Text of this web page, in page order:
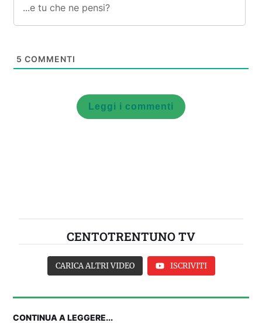
5 COMMENTI
Leggi i commenti
CENTOTRENTUNO TV
CARICA ALTRI VIDEO ISCRIVITI
CONTINUA A LEGGERE...